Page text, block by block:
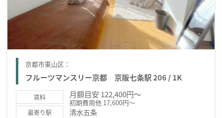
京都市東山区：
フルーツマンスリー京都 京阪七条駅 206 / 1K
賃料 月額目安 122,400円～
初期費用他 17,600円～
最寄り駅 清水五条